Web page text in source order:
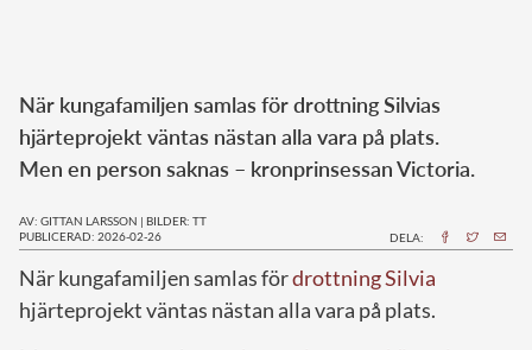
När kungafamiljen samlas för drottning Silvias
hjärteprojekt väntas nästan alla vara på plats.
Men en person saknas – kronprinsessan Victoria.
AV: GITTAN LARSSON | BILDER: TT
PUBLICERAD: 2026-02-26
DELA:
När kungafamiljen samlas fördrottning Silvia
hjärteprojekt väntas nästan alla vara på plats.